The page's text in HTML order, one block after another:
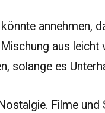
aus
solange es
Filme